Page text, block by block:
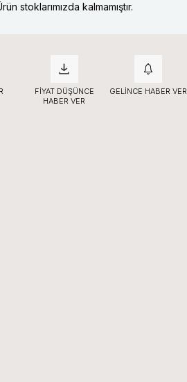
stoklarımızda kalmamıştır.
FIYAT DÜŞÜNCE
HABER VER
GELINCE HABER VER